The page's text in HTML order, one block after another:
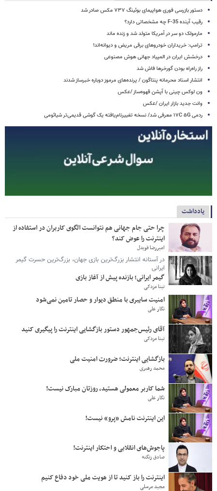
دستور بازرسی فوری هواپیمای بوئینگ ۷۳۷ مکس صادر شد
رقیب آینده F-35 چه مشخصاتی دارد؟
مارمولک دو سر در آمریکا متولد شد و زنده ماند
ترامپ: خریداران خودروهای برقی مریض و دیوانه‌اند!
درخشش ایران در المپیاد جهانی هوش مصنوعی
راز راه‌راه بودن گورخرها فاش شد
انتشار اسناد محرمانه پنتاگون / پرنده‌های مرموز دوباره خبرساز شدند
ون لوکس چینی با آپشن قهوه‌ساز /عکس
وانت جدید بازار ایران /عکس
ردمی ۱۷C ۵G معرفی شد/ نسخه تغییرنام‌یافته یک گوشی قدیمی‌تر شیائومی
يادداشت
چرا حتی جام جهانی هم نتوانست الگوی کاربران در استفاده از
اینترنت را عوض کند؟
امیررضا قویدل
در آستانه انتشار بزرگ‌ترین بازی جهان، بزرگ‌ترین حسرت گیمر
ایرانی
گیمر ایرانی؛ بازنده پیش از آغاز بازی
تینا مزدکی
امنیت سایبری با منطق دیوار و حصار تامین نمی‌شود
نگار علی
آقای رئیس‌جمهور دستور بازگشایی اینترنت را پیگیری کنید
تینا مزدکی
بازگشایی اینترنت؛ ضرورت امنیت ملی
محمد رهبری
شما کاربر معمولی هستید، روزتان مبارک نیست!
نگار علی
این اینترنت نامش «پرو» نیست!
پاجوش‌های انقلابی و احتکار اینترنت!
صادق زنگنه
اینترنت را باز کنید تا از هویت ملی خود دفاع کنیم
مجید مرسلی